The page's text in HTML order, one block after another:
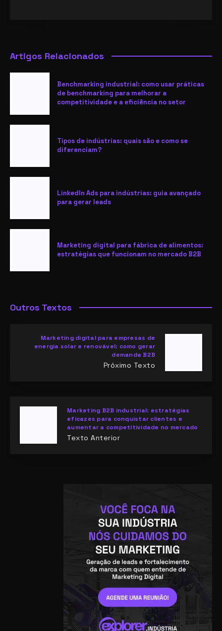
Artigos Relacionados
Benchmarking industrial: como usar práticas
de benchmarking para melhorar a
competitividade e a eficiência no setor
Tipos de indústrias: quais são e como se
diferenciam?
LinkedIn Ads para indústrias: guia avançado
para gerar leads
Marketing digital para fábrica de alimentos:
estratégias que funcionam no mercado B2B
Outros Textos
Marketing digital para empresas de
energia solar e renovável: como gerar
demanda B2B
Próximo Texto
Marketing B2B industrial: estratégias
eficazes para conquistar clientes e
aumentar a competitividade no mercado
Texto Anterior